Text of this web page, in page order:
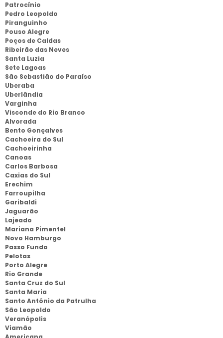
Patrocínio
Pedro Leopoldo
Piranguinho
Pouso Alegre
Poços de Caldas
Ribeirão das Neves
Santa Luzia
Sete Lagoas
São Sebastião do Paraíso
Uberaba
Uberlândia
Varginha
Visconde do Rio Branco
Alvorada
Bento Gonçalves
Cachoeira do Sul
Cachoeirinha
Canoas
Carlos Barbosa
Caxias do Sul
Erechim
Farroupilha
Garibaldi
Jaguarão
Lajeado
Mariana Pimentel
Novo Hamburgo
Passo Fundo
Pelotas
Porto Alegre
Rio Grande
Santa Cruz do Sul
Santa Maria
Santo Antônio da Patrulha
São Leopoldo
Veranópolis
Viamão